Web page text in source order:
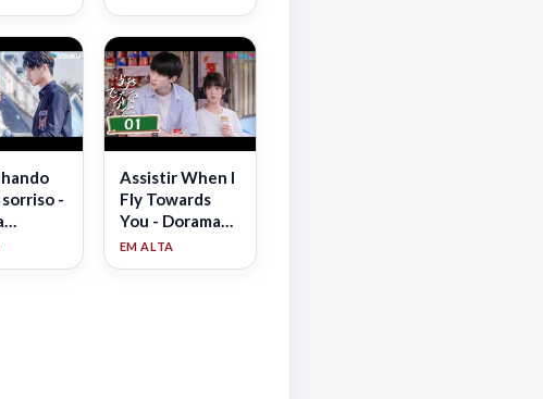
sorriso -
Assistir When I
Fly Towards
You - Dorama
Legendado